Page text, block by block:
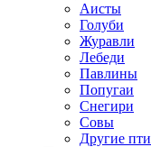
Аисты
Голуби
Журавли
Лебеди
Павлины
Попугаи
Снегири
Совы
Другие